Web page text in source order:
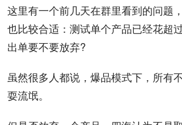
这里有一个前几天在群里看到的问题
也比较合适：测试单个产品已经花超
出单要不要放弃?
虽然很多人都说，爆品模式下，所有
耍流氓。